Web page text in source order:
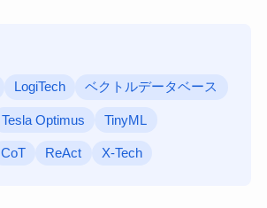
LogiTech ベクトルデータベース
Tesla Optimus TinyML
CoT ReAct X-Tech